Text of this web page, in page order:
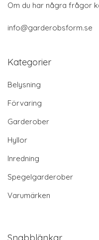
Om du har några frågor
info@garderobsform.se
Kategorier
Belysning
Förvaring
Garderober
Hyllor
Inredning
Spegelgarderober
Varumärken